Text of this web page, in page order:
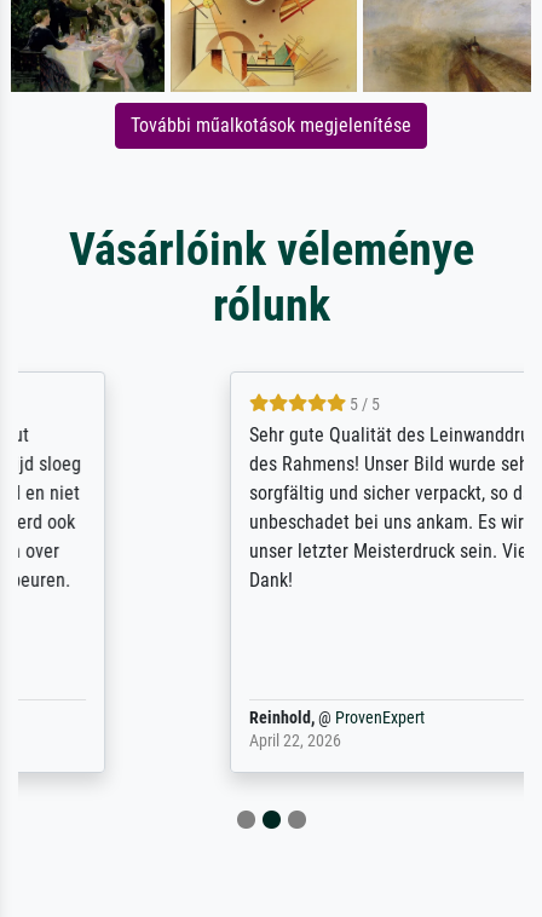
További műalkotások megjelenítése
Vásárlóink véleménye
rólunk
Sehr gute Qualität des Leinwanddrucks und
des Rahmens! Unser Bild wurde sehr
sorgfältig und sicher verpackt, so dass es
unbeschadet bei uns ankam. Es wird nicht
unser letzter Meisterdruck sein. Vielen
ProvenExpert